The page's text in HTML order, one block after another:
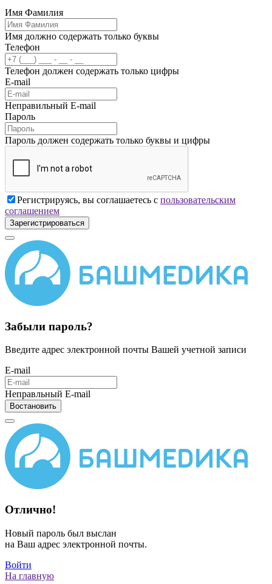
Имя Фамилия
Имя должно содержать только буквы
Телефон
Телефон должен содержать только цифры
E-mail
Неправильный E-mail
Пароль
Пароль должен содержать только буквы и цифры
Регистрируясь, вы соглашаетесь с пользовательским
соглашением
Зарегистрироваться
Забыли пароль?
Введите адрес электронной почты Вашей учетной записи
E-mail
Неправльный E-mail
Востановить
Отлично!
Новый пароль был выслан
на Ваш адрес электронной почты.
Войти
На главную